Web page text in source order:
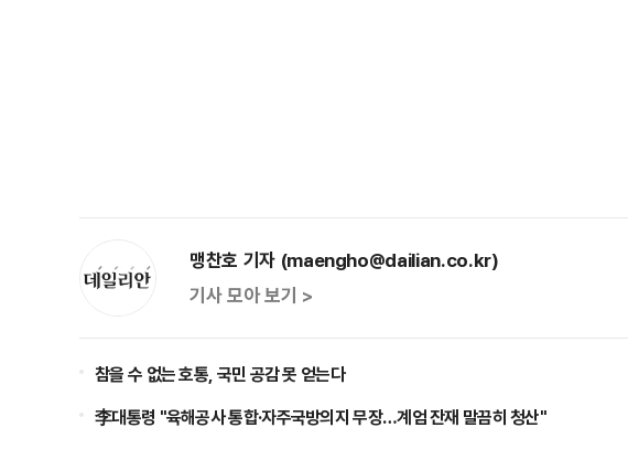
맹찬호 기자 (maengho@dailian.co.kr)
기사 모아 보기 >
참을 수 없는 호통, 국민 공감 못 얻는다
李대통령 "육해공사 통합·자주국방의지 무장…계엄 잔재 말끔히 청산"